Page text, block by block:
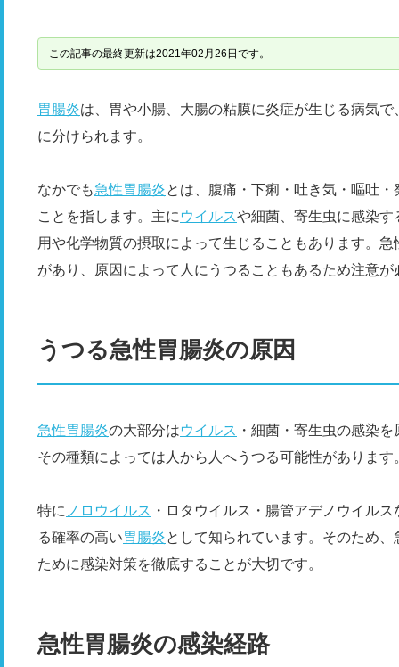
この記事の最終更新は2021年02月26日です。
胃腸炎は、胃や小腸、大腸の粘膜に炎症が生じる病気
に分けられます。
なかでも急性胃腸炎とは、腹痛・下痢・吐き気・嘔吐
ことを指します。主に ウイルスや細菌、寄生虫に感染
用や化学物質の摂取によって生じることもあります。
があり、原因によって人にうつることもあるため注意が
うつる急性胃腸炎の原因
急性胃腸炎の大部分はウイルス ・細菌・寄生虫の感染を
その種類によっては人から人へうつる可能性があります
特に ノロウイルス ・ロタウイルス・腸管アデノウイルス
る確率の高い胃腸炎として知られています。そのため
ために感染対策を徹底することが大切です。
急性胃腸炎の感染経路